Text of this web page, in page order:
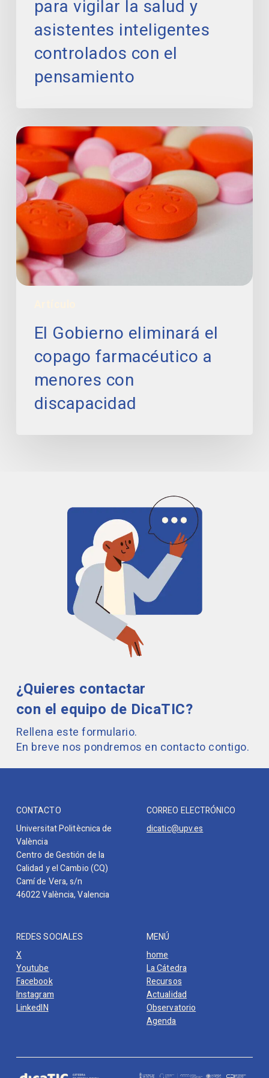
para vigilar la salud y
asistentes inteligentes
controlados con el
pensamiento
El
Gobierno
eliminará
el
copago
farmacéutico
a
menores
con
discapacidad
El Gobierno eliminará el
copago farmacéutico a
menores con
discapacidad
¿Quieres contactar
con el equipo de DicaTIC?
Rellena este formulario.
En breve nos pondremos en contacto contigo.
CONTACTO
Universitat Politècnica de
València
Centro de Gestión de la
Calidad y el Cambio (CQ)
Camí de Vera, s/n
46022 València, Valencia
CORREO ELECTRÓNICO
dicatic@upv.es
REDES SOCIALES
X
Youtube
Facebook
Instagram
LinkedIN
MENÚ
home
La Cátedra
Recursos
Actualidad
Observatorio
Agenda